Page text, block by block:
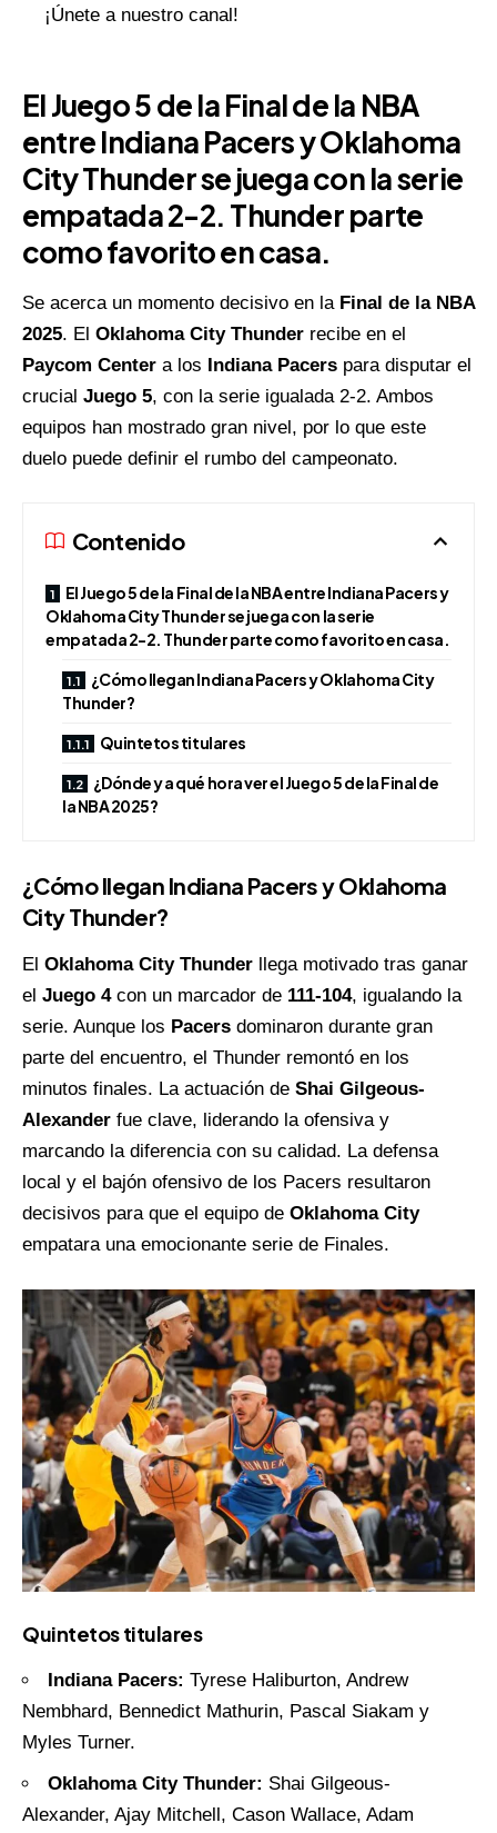
¡Únete a nuestro canal!
El Juego 5 de la Final de la NBA
entre Indiana Pacers y Oklahoma
City Thunder se juega con la serie
empatada 2-2. Thunder parte
como favorito en casa.
Se acerca un momento decisivo en la Final de la NBA
2025. El Oklahoma City Thunder recibe en el
Paycom Center a los Indiana Pacers para disputar el
crucial Juego 5, con la serie igualada 2-2. Ambos
equipos han mostrado gran nivel, por lo que este
duelo puede definir el rumbo del campeonato.
Contenido
El Juego 5 de la Final de la NBA entre Indiana Pacers y
Oklahoma City Thunder se juega con la serie
empatada 2-2. Thunder parte como favorito en casa.
¿Cómo llegan Indiana Pacers y Oklahoma City
Thunder?
Quintetos titulares
¿Dónde y a qué hora ver el Juego 5 de la Final de
la NBA 2025?
¿Cómo llegan Indiana Pacers y Oklahoma
City Thunder?
El Oklahoma City Thunder llega motivado tras ganar
el Juego 4con un marcador de 111-104, igualando la
serie. Aunque los Pacers dominaron durante gran
parte del encuentro, el Thunder remontó en los
minutos finales. La actuación de Shai Gilgeous-
Alexander fue clave, liderando la ofensiva y
marcando la diferencia con su calidad. La defensa
local y el bajón ofensivo de los Pacers resultaron
decisivos para que el equipo de Oklahoma City
empatara una emocionante serie de Finales.
Quintetos titulares
Indiana Pacers: Tyrese Haliburton, Andrew
Nembhard, Bennedict Mathurin, Pascal Siakam y
Myles Turner.
Oklahoma City Thunder: Shai Gilgeous-
Alexander, Ajay Mitchell, Cason Wallace, Adam